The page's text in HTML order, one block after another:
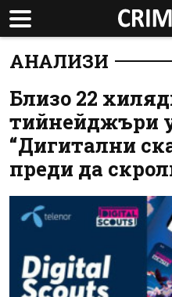
АНАЛИЗИ
Близо 22
тийнейджъри
“Дигитални
преди да